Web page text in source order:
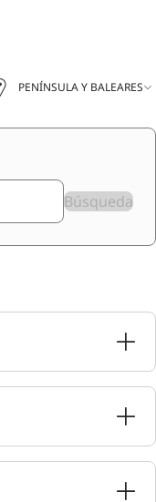
PENÍNSULA Y BALEARES
Búsqueda